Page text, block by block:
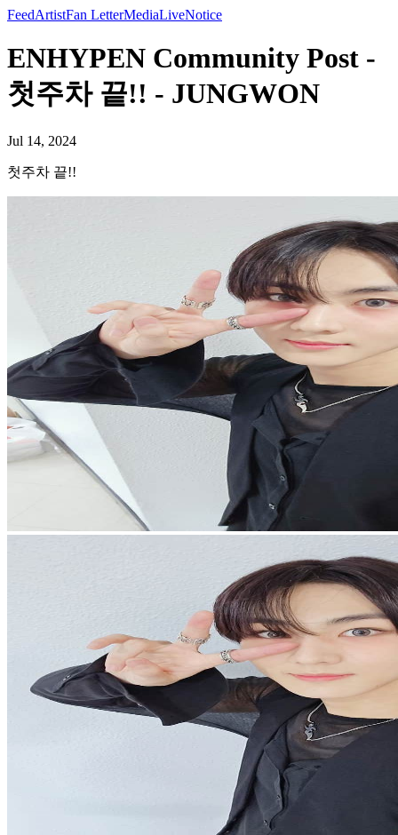
FeedArtistFan LetterMediaLiveNotice
ENHYPEN Community Post -
첫주차 끝!! - JUNGWON
Jul 14, 2024
첫주차 끝!!